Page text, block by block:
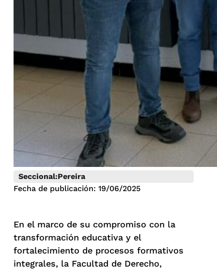
Seccional:Pereira
Fecha de publicación: 19/06/2025
En el marco de su compromiso con la
transformación educativa y el
fortalecimiento de procesos formativos
integrales, la Facultad de Derecho,